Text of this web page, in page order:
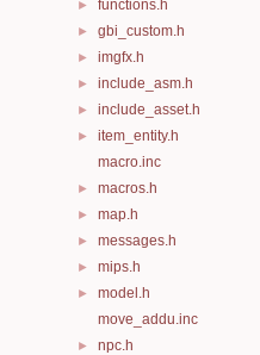
► functions.h
► gbi_custom.h
► imgfx.h
► include_asm.h
► include_asset.h
►
item_entity.h
macro.inc
► macros.h
► map.h
► messages.h
► mips.h
►
model.h
move_addu.inc
► npc.h